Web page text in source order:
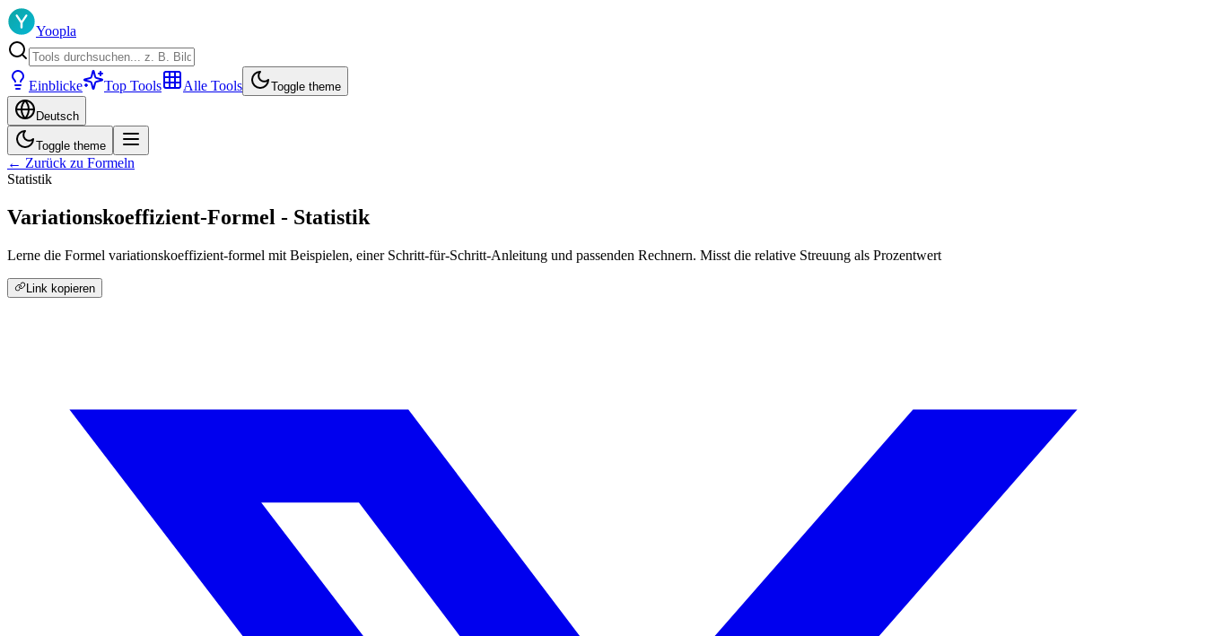
Yoopla
Einblicke Top Tools Alle Tools Toggle theme
Deutsch
Toggle theme
← Zurück zu Formeln
Statistik
Variationskoeffizient-Formel - Statistik
Lerne die Formel variationskoeffizient-formel mit Beispielen, einer Schritt-für-Schritt-Anleitung und passenden Rechnern. Misst die relative Streuung als Prozentwert
Link kopieren